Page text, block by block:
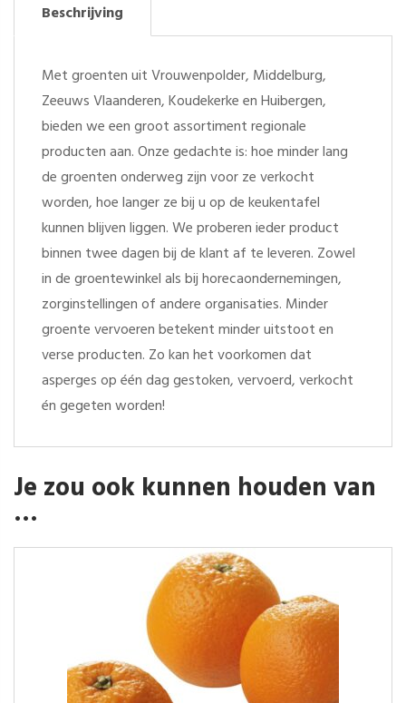
Beschrijving
Met groenten uit Vrouwenpolder, Middelburg,
Zeeuws Vlaanderen, Koudekerke en Huibergen,
bieden we een groot assortiment regionale
producten aan. Onze gedachte is: hoe minder lang
de groenten onderweg zijn voor ze verkocht
worden, hoe langer ze bij u op de keukentafel
kunnen blijven liggen. We proberen ieder product
binnen twee dagen bij de klant af te leveren. Zowel
in de groentewinkel als bij horecaondernemingen,
zorginstellingen of andere organisaties. Minder
groente vervoeren betekent minder uitstoot en
verse producten. Zo kan het voorkomen dat
asperges op één dag gestoken, vervoerd, verkocht
én gegeten worden!
Je zou ook kunnen houden van
…